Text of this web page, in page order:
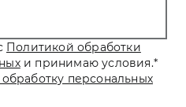
Политикой обработки
и принимаю условия.*
персональных